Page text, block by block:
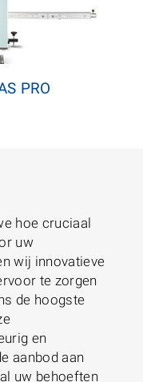
PRO
hoe cruciaal
uw
wij innovatieve
te zorgen
de hoogste
en
aanbod aan
uw behoeften